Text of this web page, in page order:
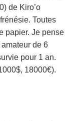
de Kiro’o
Toutes
papier. Je pense
de 6
pour 1 an.
18000€).